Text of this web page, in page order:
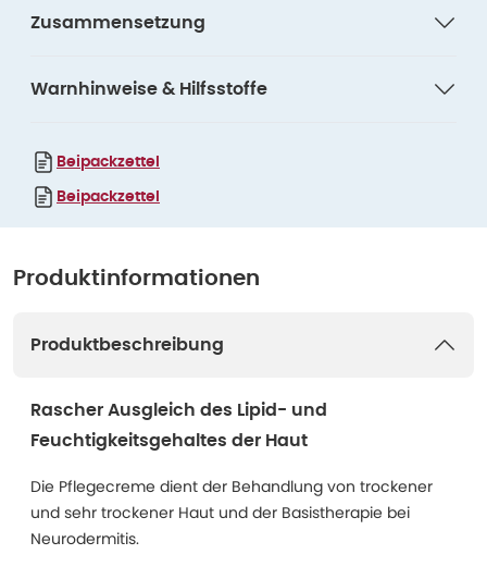
Zusammensetzung
Warnhinweise & Hilfsstoffe
Beipackzettel
Beipackzettel
Produktinformationen
Produktbeschreibung
Rascher Ausgleich des Lipid- und
Feuchtigkeitsgehaltes der Haut
Die Pflegecreme dient der Behandlung von trockener
und sehr trockener Haut und der Basistherapie bei
Neurodermitis.